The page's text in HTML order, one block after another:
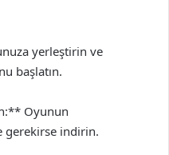
yerleştirin ve
başlatın.
Oyunun
gerekirse indirin.